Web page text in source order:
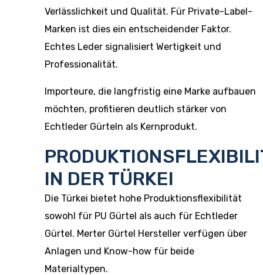
Verlässlichkeit und Qualität. Für Private-Label-
Marken ist dies ein entscheidender Faktor.
Echtes Leder signalisiert Wertigkeit und
Professionalität.
Importeure, die langfristig eine Marke aufbauen
möchten, profitieren deutlich stärker von
Echtleder Gürteln als Kernprodukt.
IN DER TÜRKEI
Die Türkei bietet hohe Produktionsflexibilität
sowohl für PU Gürtel als auch für Echtleder
Gürtel. Merter Gürtel Hersteller verfügen über
Anlagen und Know-how für beide
Materialtypen.